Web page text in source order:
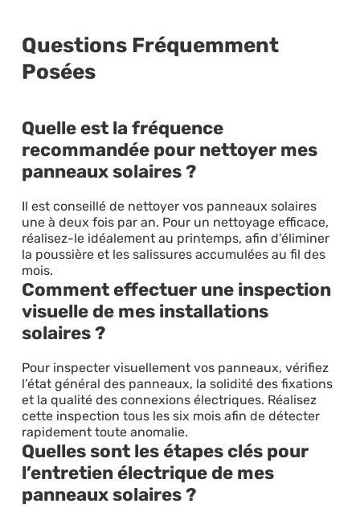
Questions Fréquemment
Posées
Quelle est la fréquence
recommandée pour nettoyer mes
panneaux solaires ?
Il est conseillé de nettoyer vos panneaux solaires
une à deux fois par an. Pour un nettoyage efficace,
réalisez-le idéalement au printemps, afin d’éliminer
la poussière et les salissures accumulées au fil des
mois.
Comment effectuer une inspection
visuelle de mes installations
solaires ?
Pour inspecter visuellement vos panneaux, vérifiez
l’état général des panneaux, la solidité des fixations
et la qualité des connexions électriques. Réalisez
cette inspection tous les six mois afin de détecter
rapidement toute anomalie.
Quelles sont les étapes clés pour
l’entretien électrique de mes
panneaux solaires ?